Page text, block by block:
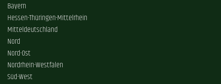
Bayern
Hessen-Thüringen-Mittelrhein
Mitteldeutschland
Nord
Nord-Ost
Nordrhein-Westfalen
Süd-West